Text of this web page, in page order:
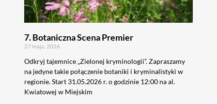
7. Botaniczna Scena Premier
27 maja, 2026
Odkryj tajemnice „Zielonej kryminologii”. Zapraszamy
na jedyne takie połączenie botaniki i kryminalistyki w
regionie. Start 31.05.2026 r. o godzinie 12:00 na al.
Kwiatowej w Miejskim